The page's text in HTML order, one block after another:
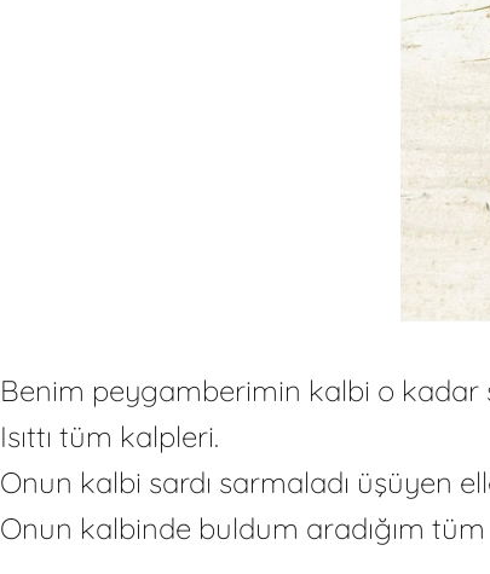
Benim peygamberimin kalbi o kadar
Isıttı tüm kalpleri.
Onun kalbi sardı sarmaladı üşüyen
Onun kalbinde buldum aradığım